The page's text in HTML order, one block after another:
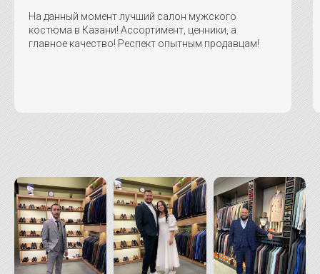
На данный момент лучший салон мужского
костюма в Казани! Ассортимент, ценники, а
главное качество! Респект опытным продавцам!